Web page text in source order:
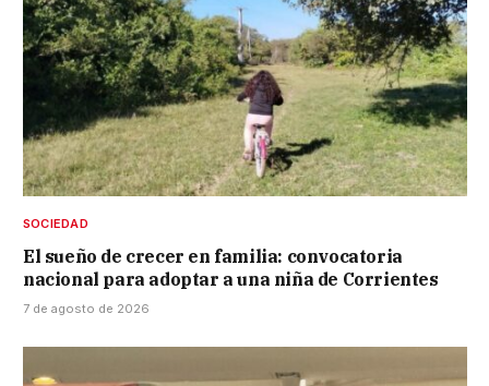
SOCIEDAD
El sueño de crecer en familia: convocatoria
nacional para adoptar a una niña de Corrientes
7 de agosto de 2026